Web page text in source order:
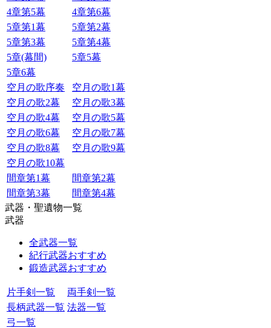
4章第5幕
4章第6幕
5章第1幕
5章第2幕
5章第3幕
5章第4幕
5章(幕間)
5章5幕
5章6幕
空月の歌序奏
空月の歌1幕
空月の歌2幕
空月の歌3幕
空月の歌4幕
空月の歌5幕
空月の歌6幕
空月の歌7幕
空月の歌8幕
空月の歌9幕
空月の歌10幕
間章第1幕
間章第2幕
間章第3幕
間章第4幕
武器・聖遺物一覧
武器
全武器一覧
紀行武器おすすめ
鍛造武器おすすめ
片手剣一覧
両手剣一覧
長柄武器一覧 法器一覧
弓一覧